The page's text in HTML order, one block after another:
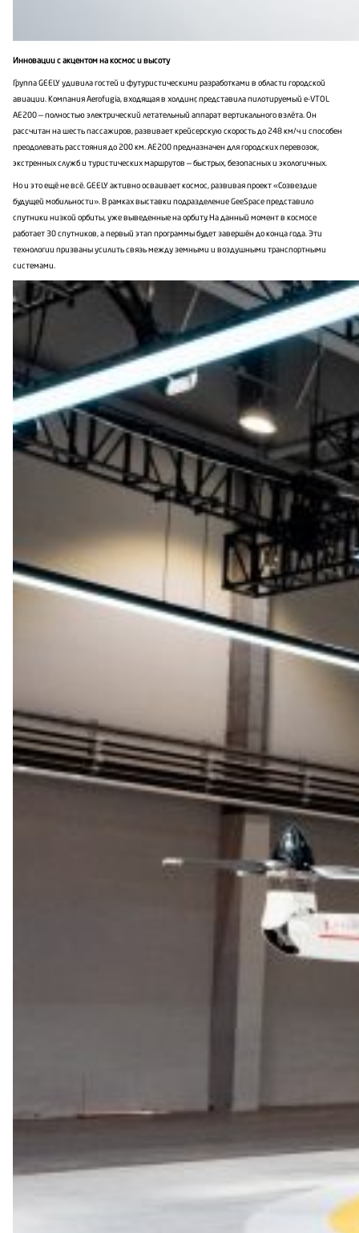
Инновации с акцентом на космос и высоту
Группа GEELY удивила гостей и футуристическими разработками в области городской
авиации. Компания Aerofugia, входящая в холдинг, представила пилотируемый e-VTOL
AE200 — полностью электрический летательный аппарат вертикального взлёта. Он
рассчитан на шесть пассажиров, развивает крейсерскую скорость до 248 км/ч и способен
преодолевать расстояния до 200 км. AE200 предназначен для городских перевозок,
экстренных служб и туристических маршрутов — быстрых, безопасных и экологичных.
Но и это ещё не всё. GEELY активно осваивает космос, развивая проект «Созвездие
будущей мобильности». В рамках выставки подразделение GeeSpace представило
спутники низкой орбиты, уже выведенные на орбиту. На данный момент в космосе
работает 30 спутников, а первый этап программы будет завершён до конца года. Эти
технологии призваны усилить связь между земными и воздушными транспортными
системами.